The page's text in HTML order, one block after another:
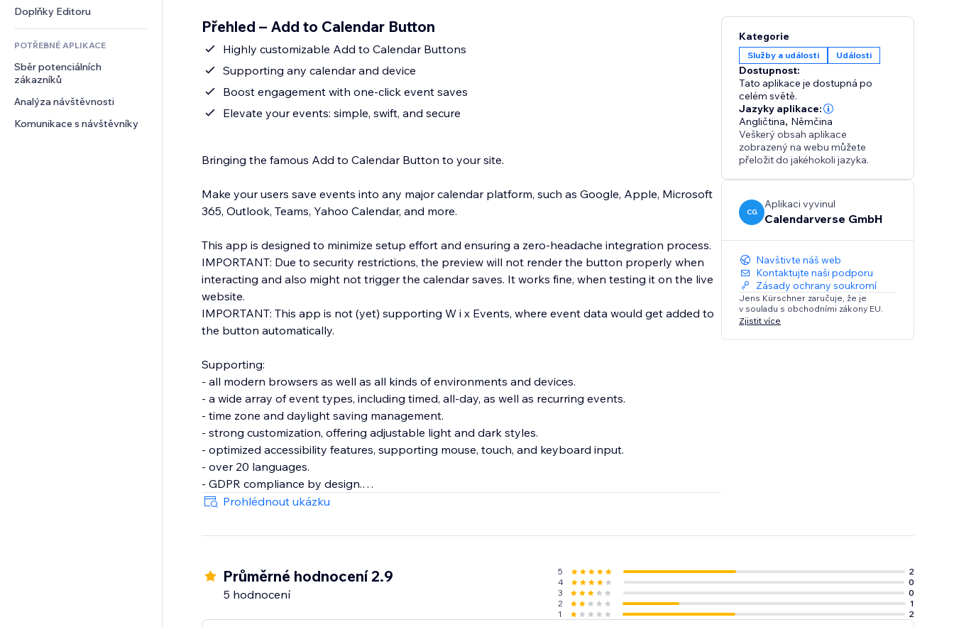
Jídlo a nápoje
Kalkulačky
Vyhledávání
Počasí
Tabulky a grafy
Komunita
Reference a recenze
CRM
Doplňky Editoru
POTŘEBNÉ APLIKACE
Sběr potenciálních
zákazníků
Analýza návštěvnosti
Komunikace s návštěvníky
Přehled – Add to Calendar Button
Highly customizable Add to Calendar Buttons
Supporting any calendar and device
Boost engagement with one-click event saves
Elevate your events: simple, swift, and secure
Bringing the famous Add to Calendar Button to your site.
Make your users save events into any major calendar platform, such as Google, Apple, Microsoft
365, Outlook, Teams, Yahoo Calendar, and more.
This app is designed to minimize setup effort and ensuring a zero-headache integration process.
IMPORTANT: Due to security restrictions, the preview will not render the button properly when
interacting and also might not trigger the calendar saves. It works fine, when testing it on the live
website.
IMPORTANT: This app is not (yet) supporting W i x Events, where event data would get added to
the button automatically.
Supporting:
- all modern browsers as well as all kinds of environments and devices.
- a wide array of event types, including timed, all-day, as well as recurring events.
- time zone and daylight saving management.
- strong customization, offering adjustable light and dark styles.
- optimized accessibility features, supporting mouse, touch, and keyboard input.
- over 20 languages.
- GDPR compliance by design.
- automated structured rich data for SEO.
interaction.
Prohlédnout ukázku
Kategorie
Služby a události Události
Dostupnost:
Tato aplikace je dostupná po
celém světě.
Jazyky aplikace:
Angličtina, Němčina
Veškerý obsah aplikace
zobrazený na webu můžete
přeložit do jakéhokoli jazyka.
CG
Aplikaci vyvinul
Calendarverse GmbH
Navštivte náš web
Kontaktujte naši podporu
Zásady ochrany soukromí
Jens Kürschner zaručuje, že je
v souladu s obchodními zákony EU.
Zjistit více
Průměrné hodnocení 2.9
5 hodnocení
5
2
4
0
3
0
2
1
1
2